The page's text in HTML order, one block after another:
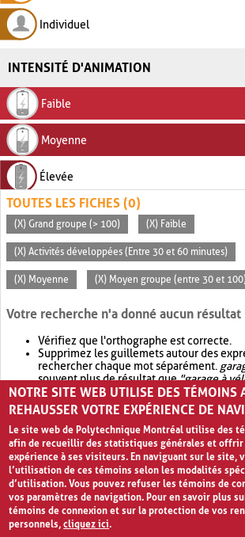
Individuel
INTENSITÉ D'ANIMATION
Faible
Moyenne
Élevée
TOUTES LES FICHES (0)
(X) Grand groupe (> 100) (X) Faible
(X) Activités développées (Entre 30 et 60 minutes)
(X) Moyenne (X) Moyen groupe (entre 30 et
Votre recherche n'a donné aucun résultat
Vérifiez que l'orthographe est correcte.
Supprimez les guillemets autour des
rechercher chaque mot séparément.
souvent plus de résultat que"garage à
Envisagez d'élargir votre recherche avec
retournera souvent plus de résultat que
NOTRE SITE WEB UTILISE DES TÉMOINS
REHAUSSER VOTRE EXPÉRIENCE DE
Le site web de Polytechnique Montréal utilise des
afin de recueillir des statistiques générales et
expérience à ses visiteurs. En naviguant sur le site,
l’utilisation de ces témoins selon les modalités
d’utilisation. Vous pouvez refuser les témoins de
vos paramètres de navigation. Pour en savoir plus
témoins de connexion et sur la protection de vos
personnels,cliquez ici.